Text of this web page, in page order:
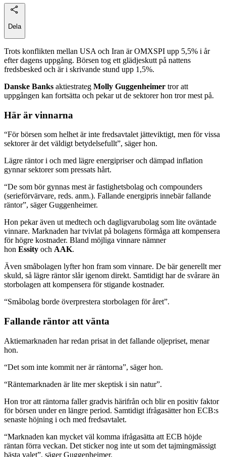
Dela
Trots konflikten mellan USA och Iran är OMXSPI upp 5,5% i år
efter dagens uppgång. Börsen tog ett glädjeskutt på nattens
fredsbesked och är i skrivande stund upp 1,5%.
Danske Banks aktiestrateg Molly Guggenheimer tror att
uppgången kan fortsätta och pekar ut de sektorer hon tror mest på.
Här är vinnarna
“För börsen som helhet är inte fredsavtalet jätteviktigt, men för vissa
sektorer är det väldigt betydelsefullt”, säger hon.
Lägre räntor i och med lägre energipriser och dämpad inflation
gynnar sektorer som pressats hårt.
“De som bör gynnas mest är fastighetsbolag och compounders
(serieförvärvare, reds. anm.). Fallande energipris innebär fallande
räntor”, säger Guggenheimer.
Hon pekar även ut medtech och dagligvarubolag som lite oväntade
vinnare. Marknaden har tvivlat på bolagens förmåga att kompensera
för högre kostnader. Bland möjliga vinnare nämner
hon Essity och AAK.
Även småbolagen lyfter hon fram som vinnare. De bär generellt mer
skuld, så lägre räntor slår igenom direkt. Samtidigt har de svårare än
storbolagen att kompensera för stigande kostnader.
“Småbolag borde överprestera storbolagen för året”.
Fallande räntor att vänta
Aktiemarknaden har redan prisat in det fallande oljepriset, menar
hon.
“Det som inte kommit ner är räntorna”, säger hon.
“Räntemarknaden är lite mer skeptisk i sin natur”.
Hon tror att räntorna faller gradvis härifrån och blir en positiv faktor
för börsen under en längre period. Samtidigt ifrågasätter hon ECB:s
senaste höjning i och med fredsavtalet.
“Marknaden kan mycket väl komma ifrågasätta att ECB höjde
räntan förra veckan. Det sticker nog inte ut som det tajmingmässigt
bästa valet”, säger Guggenheimer.